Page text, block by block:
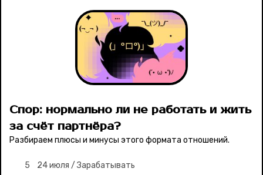
Тесты
Секспросвет
Великие женщины
Спор: нормально ли не работать и жить
за счёт партнёра?
Разбираем плюсы и минусы этого формата отношений.
5 24 июля / Зарабатывать